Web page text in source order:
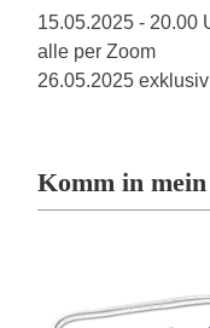
15.05.2025 - 20.00
alle per Zoom
26.05.2025
Komm in mein